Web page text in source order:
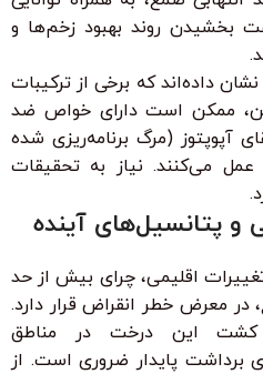
بخشیدن روند بهبود زخم‌ها و
داده‌اند که برخی از ترکیبات
ممکن است دارای خواص ضد
آپوپتوز (مرگ برنامه‌ریزی شده
می‌کنند. نیاز به تحقیقات
اقلیمی، چرای بیش از حد
در معرض خطر انقراض قرار دارد.
کشت این درخت در مناطق
پایدار ضروری است. از